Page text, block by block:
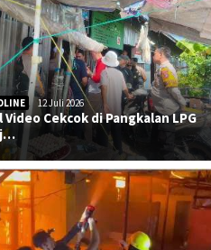
12 Juli 2026
Video Cekcok di Pangkalan LPG